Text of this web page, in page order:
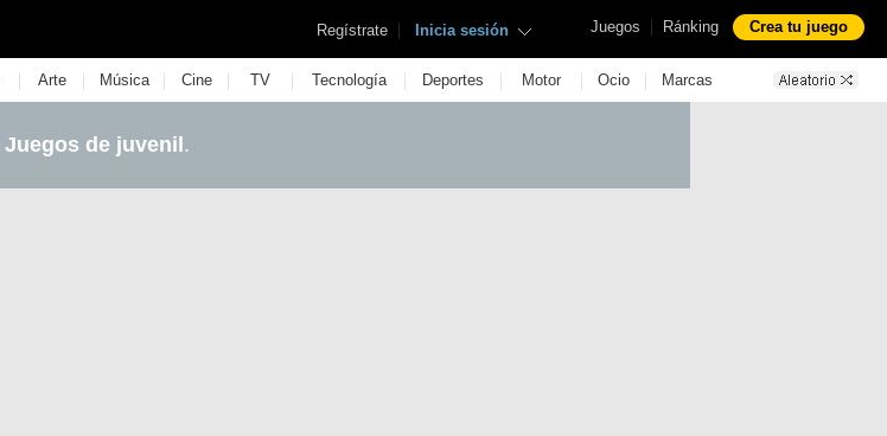
Juegos | Ránking Crea tu juego
Regístrate | Inicia sesión
| Arte | Música | Cine | TV | Tecnología | Deportes | Motor | Ocio | Marcas
Juegos de juvenil .